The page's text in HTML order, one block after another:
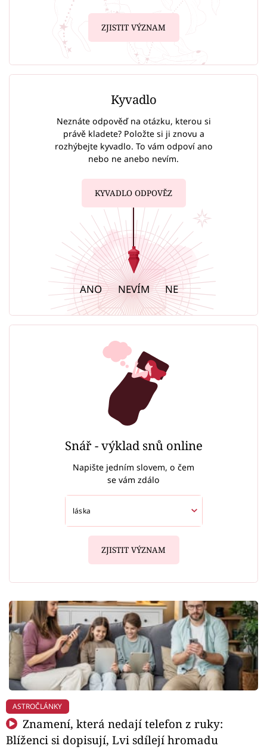
ZJISTIT VÝZNAM
Kyvadlo
Neznáte odpověď na otázku, kterou si
právě kladete? Položte si ji znovu a
rozhýbejte kyvadlo. To vám odpoví ano
nebo ne anebo nevím.
KYVADLO ODPOVĚZ
ANO NEVÍM NE
Snář - výklad snů online
Napište jedním slovem, o čem
se vám zdálo
ZJISTIT VÝZNAM
ASTROČLÁNKY
Znamení, která nedají telefon z ruky:
Blíženci si dopisují, Lvi sdílejí hromadu